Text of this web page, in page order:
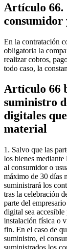
Artículo 66.
consumidor
En la contratación
obligatoria la
realizar cobros,
todo caso, la
Artículo 66
suministro
digitales
material
1. Salvo que las
los bienes
al consumidor o
máximo de 30 días
suministrará los
tras la celebración
parte del
digital sea
instalación física o
fin. En el caso de
suministro, el